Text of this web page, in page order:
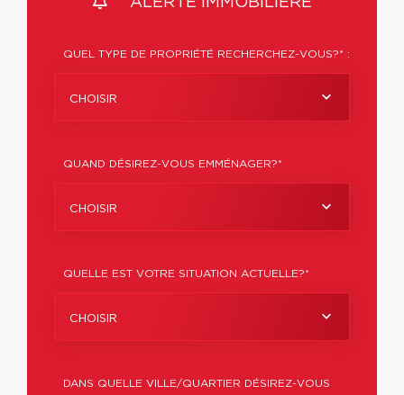
QUEL TYPE DE PROPRIÉTÉ RECHERCHEZ-VOUS?* :
CHOISIR
QUAND DÉSIREZ-VOUS EMMÉNAGER?*
CHOISIR
QUELLE EST VOTRE SITUATION ACTUELLE?*
CHOISIR
DANS QUELLE VILLE/QUARTIER DÉSIREZ-VOUS